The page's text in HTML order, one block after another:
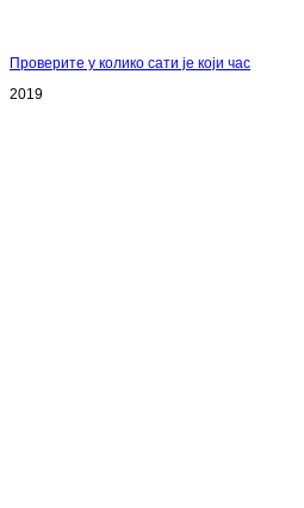
Проверите у колико сати је који час
2019